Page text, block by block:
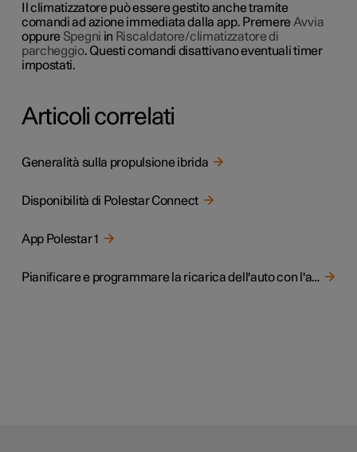
Il climatizzatore può essere gestito anche tramite
comandi ad azione immediata dalla app. PremereAvvia
oppure Spegni in Riscaldatore/climatizzatore di
parcheggio. Questi comandi disattivano eventuali timer
impostati.
Articoli correlati
Generalità sulla propulsione ibrida
Disponibilità di Polestar Connect
App Polestar 1
Pianificare e programmare la ricarica dell'auto con l'app Polestar 1